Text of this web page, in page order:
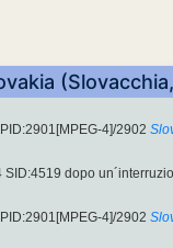
4]/2902
dopo
4]/2902